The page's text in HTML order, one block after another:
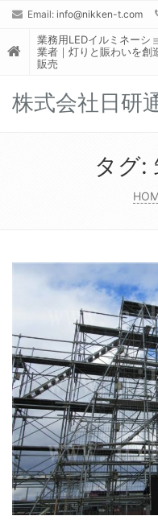
Email: info@nikken-t.com
業務用LEDイルミネーシ
業者｜灯りと賑わいを創
販売
株式会社日研
タグ: